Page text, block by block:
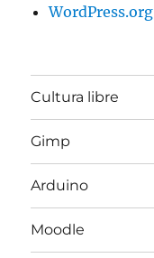
WordPress.org
Cultura libre
Gimp
Arduino
Moodle